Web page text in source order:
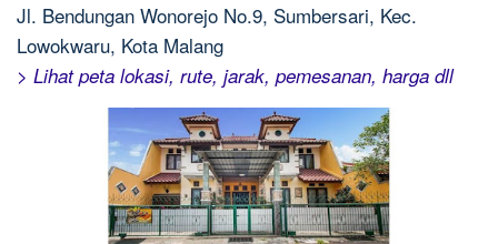
Jl. Bendungan Wonorejo No.9, Sumbersari, Kec.
Lowokwaru, Kota Malang
> Lihat peta lokasi, rute, jarak, pemesanan, harga dll